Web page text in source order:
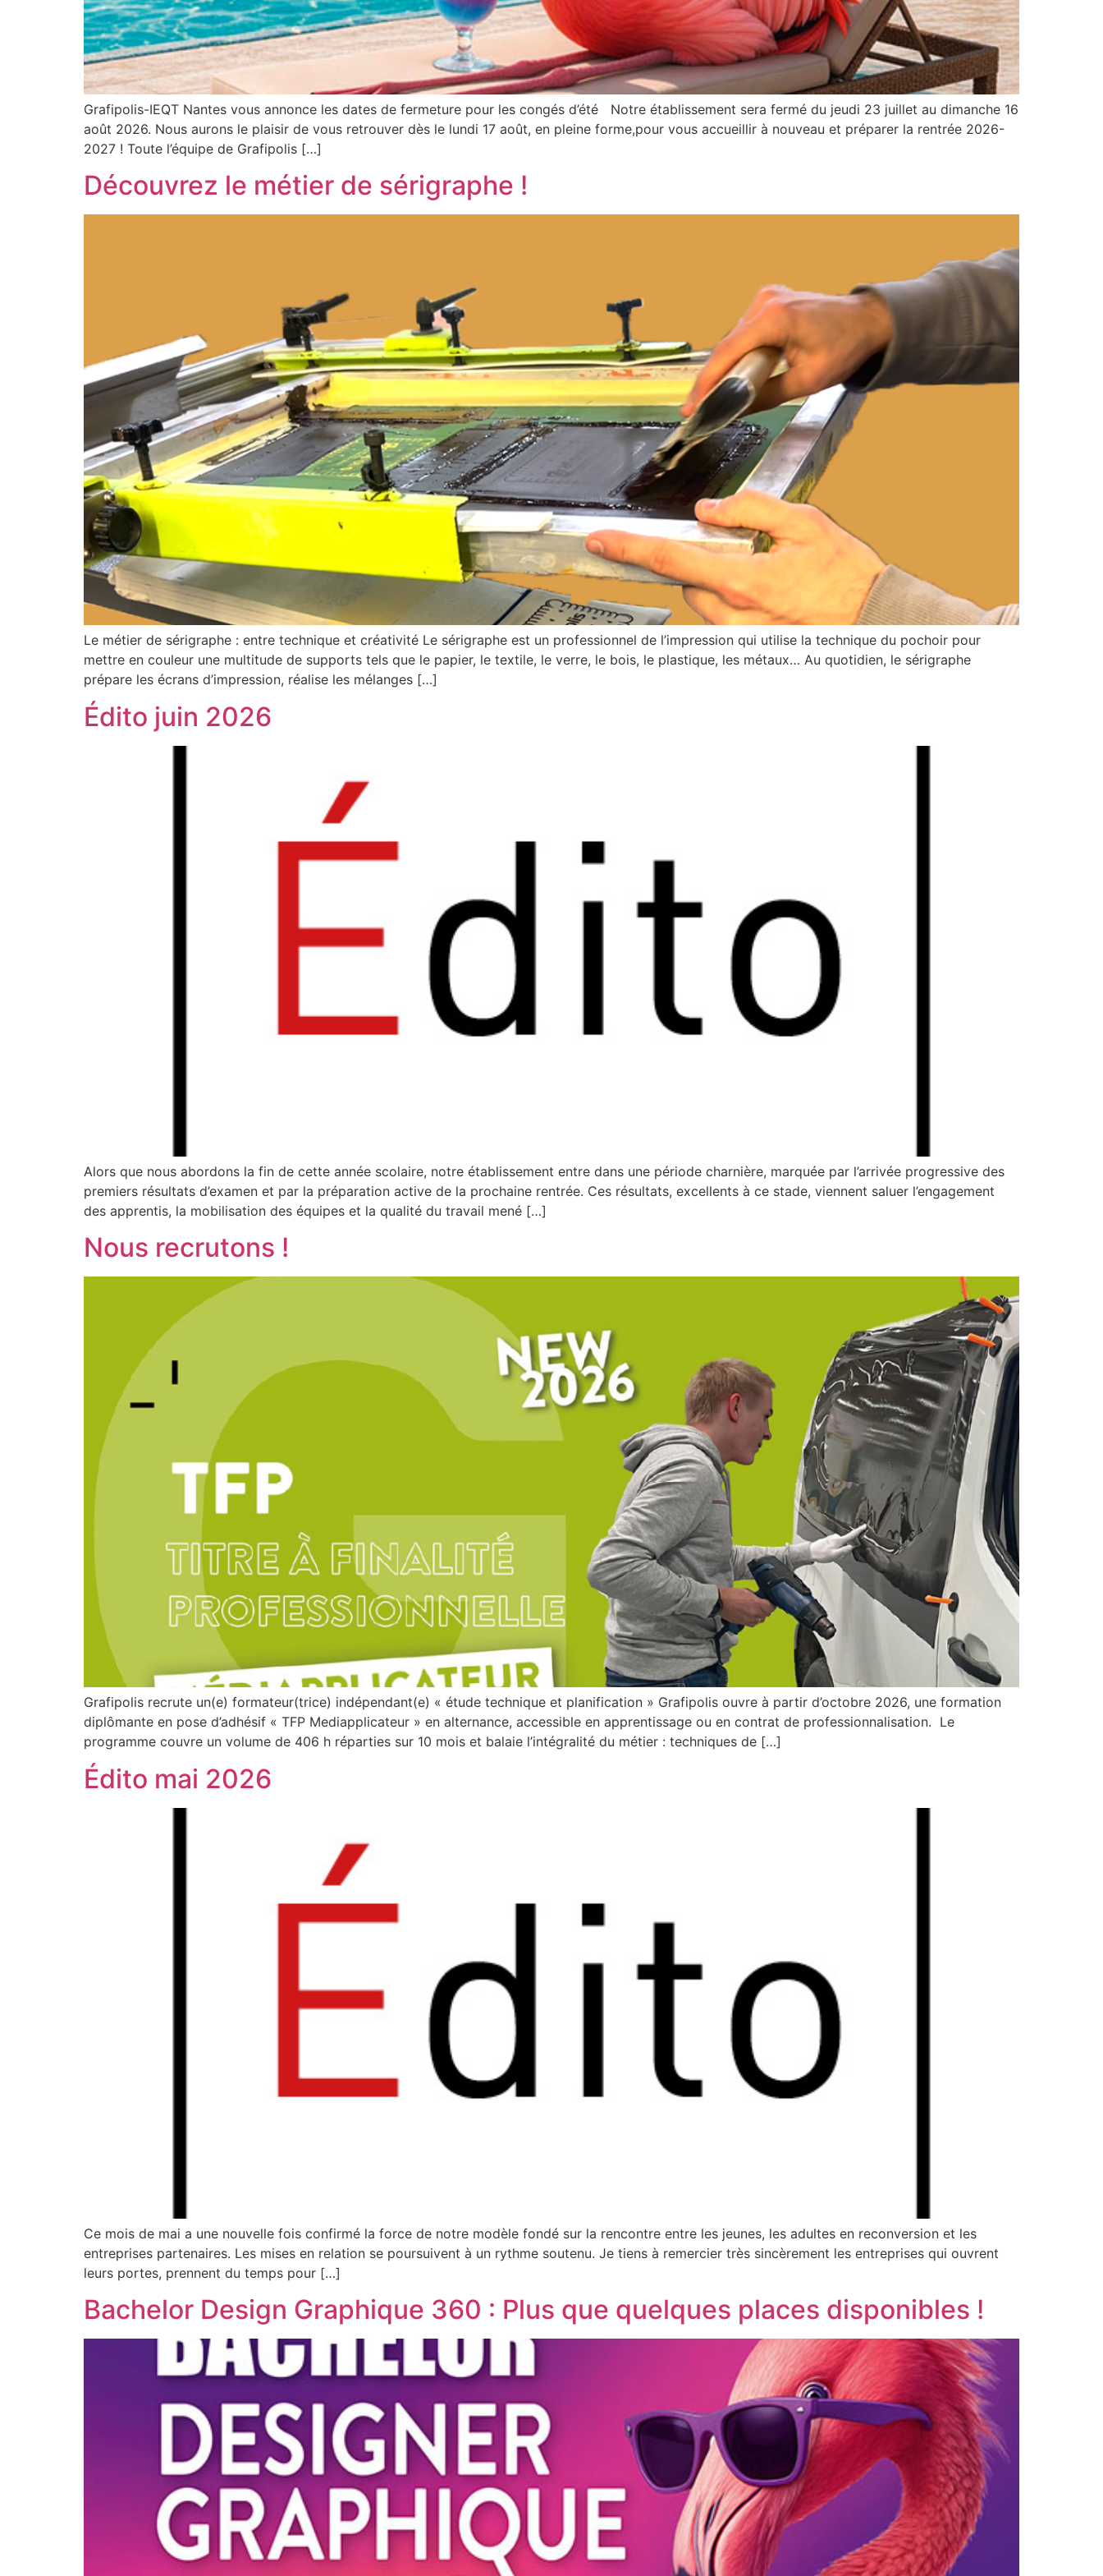
Grafipolis-IEQT Nantes vous annonce les dates de fermeture pour les congés d’été Notre établissement sera fermé du jeudi 23 juillet au dimanche 16
août 2026. Nous aurons le plaisir de vous retrouver dès le lundi 17 août, en pleine forme,pour vous accueillir à nouveau et préparer la rentrée 2026-
2027 ! Toute l’équipe de Grafipolis […]
Découvrez le métier de sérigraphe !
Le métier de sérigraphe : entre technique et créativité Le sérigraphe est un professionnel de l’impression qui utilise la technique du pochoir pour
mettre en couleur une multitude de supports tels que le papier, le textile, le verre, le bois, le plastique, les métaux… Au quotidien, le sérigraphe
prépare les écrans d’impression, réalise les mélanges […]
Édito juin 2026
Alors que nous abordons la fin de cette année scolaire, notre établissement entre dans une période charnière, marquée par l’arrivée progressive des
premiers résultats d’examen et par la préparation active de la prochaine rentrée. Ces résultats, excellents à ce stade, viennent saluer l’engagement
des apprentis, la mobilisation des équipes et la qualité du travail mené […]
Nous recrutons !
Grafipolis recrute un(e) formateur(trice) indépendant(e) « étude technique et planification » Grafipolis ouvre à partir d’octobre 2026, une formation
diplômante en pose d’adhésif « TFP Mediapplicateur » en alternance, accessible en apprentissage ou en contrat de professionnalisation. Le
programme couvre un volume de 406 h réparties sur 10 mois et balaie l’intégralité du métier : techniques de […]
Édito mai 2026
Ce mois de mai a une nouvelle fois confirmé la force de notre modèle fondé sur la rencontre entre les jeunes, les adultes en reconversion et les
entreprises partenaires. Les mises en relation se poursuivent à un rythme soutenu. Je tiens à remercier très sincèrement les entreprises qui ouvrent
leurs portes, prennent du temps pour […]
Bachelor Design Graphique 360 : Plus que quelques places disponibles !